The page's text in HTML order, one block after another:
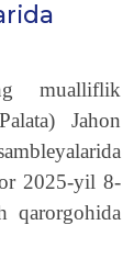
mualliflik
Jahon
2025-yil 8-
qarorgohida